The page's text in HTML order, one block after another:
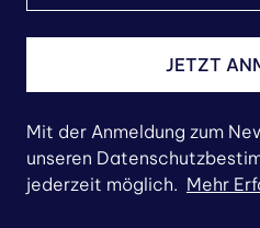
JETZT
Mit der Anmeldung zum
unseren
jederzeit möglich. Mehr